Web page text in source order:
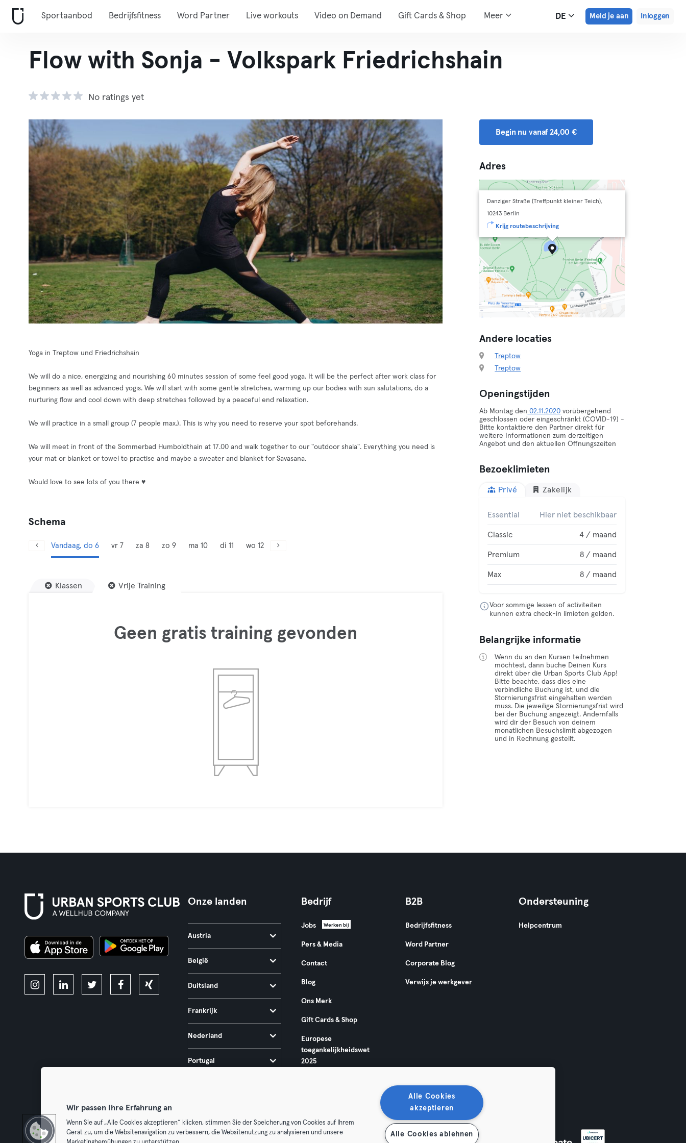
Sportaanbod Bedrijfsfitness Word Partner Live workouts Video on Demand Gift Cards & Shop Meer DE Meld je aan Inloggen
Flow with Sonja - Volkspark Friedrichshain
No ratings yet
Yoga in Treptow und Friedrichshain
We will do a nice, energizing and nourishing 60 minutes session of some feel good yoga. It will be the perfect after work class for
beginners as well as advanced yogis. We will start with some gentle stretches, warming up our bodies with sun salutations, do a
nurturing flow and cool down with deep stretches followed by a peaceful end relaxation.
We will practice in a small group (7 people max.). This is why you need to reserve your spot beforehands.
We will meet in front of the Sommerbad Humboldthain at 17.00 and walk together to our "outdoor shala". Everything you need is
your mat or blanket or towel to practise and maybe a sweater and blanket for Savasana.
Would love to see lots of you there ♥
Schema
Vandaag, do 6 vr 7 za 8 zo 9 ma 10 di 11 wo 12
Klassen Vrije Training
Geen gratis training gevonden
Begin nu vanaf 24,00 €
Adres
Danziger Straße (Treffpunkt kleiner Teich),
10243 Berlin
Krijg routebeschrijving
Andere locaties
Treptow
Treptow
Openingstijden
Ab Montag den 02.11.2020 vorübergehend
geschlossen oder eingeschränkt (COVID-19) -
Bitte kontaktiere den Partner direkt für
weitere Informationen zum derzeitigen
Angebot und den aktuellen Öffnungszeiten
Bezoeklimieten
Privé Zakelijk
Essential Hier niet beschikbaar
Classic 4 / maand
Premium 8 / maand
Max 8 / maand
Voor sommige lessen of activiteiten
kunnen extra check-in limieten gelden.
Belangrijke informatie
Wenn du an den Kursen teilnehmen
möchtest, dann buche Deinen Kurs
direkt über die Urban Sports Club App!
Bitte beachte, dass dies eine
verbindliche Buchung ist, und die
Stornierungsfrist eingehalten werden
muss. Die jeweilige Stornierungsfrist wird
bei der Buchung angezeigt. Andernfalls
wird dir der Besuch von deinem
monatlichen Besuchslimit abgezogen
und in Rechnung gestellt.
Onze landen
Austria
België
Duitsland
Frankrijk
Nederland
Portugal
Bedrijf
Jobs Werken bij
Pers & Media
Contact
Blog
Ons Merk
Gift Cards & Shop
Europese
toegankelijkheidswet
2025
B2B
Bedrijfsfitness
Word Partner
Corporate Blog
Verwijs je werkgever
Ondersteuning
Helpcentrum
Wir passen Ihre Erfahrung an
Wenn Sie auf „Alle Cookies akzeptieren“ klicken, stimmen Sie der Speicherung von Cookies auf Ihrem
Gerät zu, um die Websitenavigation zu verbessern, die Websitenutzung zu analysieren und unsere
Alle Cookies
akzeptieren
Alle Cookies ablehnen